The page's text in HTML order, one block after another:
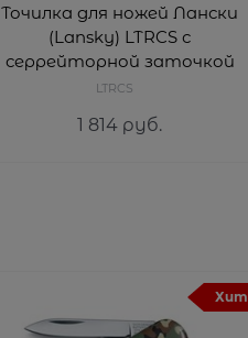
Точилка для ножей Лански
(Lansky) LTRCS с
серрейторной заточкой
LTRCS
1 814 руб.
Хит